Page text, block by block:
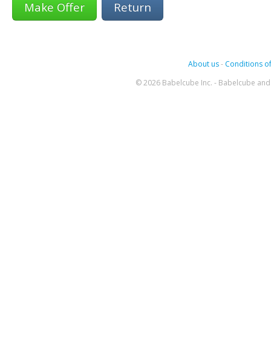
Return
About us- Conditions
© 2026 Babelcube Inc. - Babelcube